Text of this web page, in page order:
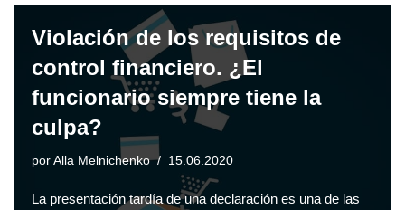
Violación de los requisitos de
control financiero. ¿El
funcionario siempre tiene la
culpa?
por Alla Melnichenko 15.06.2020
La presentación tardía de una declaración es una de las